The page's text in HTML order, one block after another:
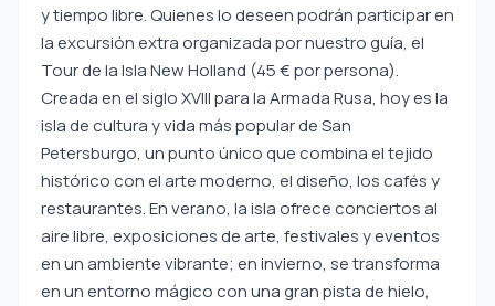
y tiempo libre. Quienes lo deseen podrán participar en
la excursión extra organizada por nuestro guía, el
Tour de la Isla New Holland (45 € por persona).
Creada en el siglo XVIII para la Armada Rusa, hoy es la
isla de cultura y vida más popular de San
Petersburgo, un punto único que combina el tejido
histórico con el arte moderno, el diseño, los cafés y
restaurantes. En verano, la isla ofrece conciertos al
aire libre, exposiciones de arte, festivales y eventos
en un ambiente vibrante; en invierno, se transforma
en un entorno mágico con una gran pista de hielo,